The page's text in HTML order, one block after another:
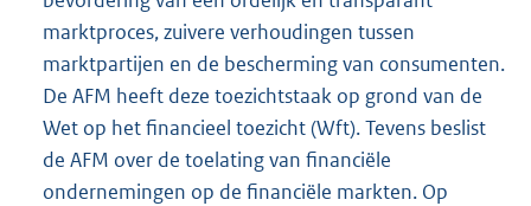
marktproces, zuivere verhoudingen tussen
marktpartijen en de bescherming van consumenten.
De AFM heeft deze toezichtstaak op grond van de
Wet op het financieel toezicht (Wft). Tevens beslist
de AFM over de toelating van financiële
ondernemingen op de financiële markten. Op